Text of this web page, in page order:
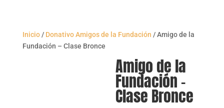
Inicio/ Donativo Amigos de la Fundación / Amigo de la
Fundación – Clase Bronce
Amigo de la
Fundación –
Clase Bronce